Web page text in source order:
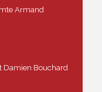
Armand
Damien Bouchard